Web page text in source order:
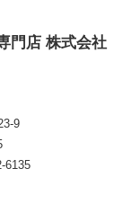
門店 株式会社
9
6135